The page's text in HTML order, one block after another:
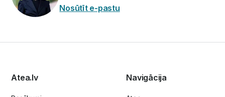
Nosūtīt e-pastu
Atea.lv Navigācija